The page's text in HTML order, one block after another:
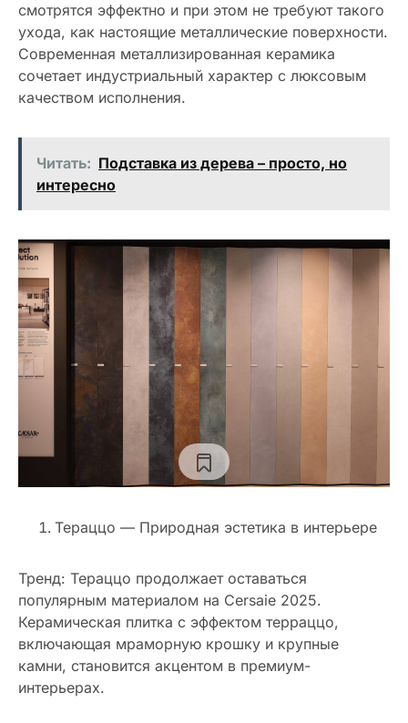
смотрятся эффектно и при этом не требуют такого
ухода, как настоящие металлические поверхности.
Современная металлизированная керамика
сочетает индустриальный характер с люксовым
качеством исполнения.
Читать: Подставка из дерева – просто, но
интересно
Тераццо — Природная эстетика в интерьере
Тренд: Тераццо продолжает оставаться
популярным материалом на Cersaie 2025.
Керамическая плитка с эффектом терраццо,
включающая мраморную крошку и крупные
камни, становится акцентом в премиум-
интерьерах.